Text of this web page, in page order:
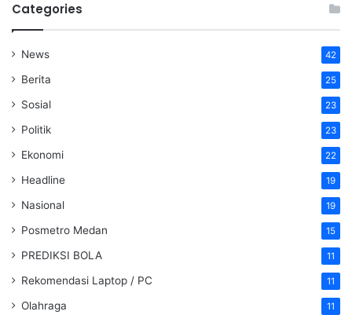
Categories
News 42
Berita 25
Sosial 23
Politik 23
Ekonomi 22
Headline 19
Nasional 19
Posmetro Medan 15
PREDIKSI BOLA 11
Rekomendasi Laptop / PC 11
Olahraga 11